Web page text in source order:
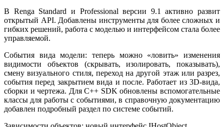
В Renga Standard и Professional версии 9.1 активно развит
открытый API. Добавлены инструменты для более сложных и
гибких решений, работа с моделью и интерфейсом стала более
управляемой.
События вида модели: теперь можно «ловить» изменения
видимости объектов (скрывать, изолировать, показывать),
смену визуального стиля, переход на другой этаж или разрез,
события перед закрытием вида и после. Работает из 3D-вида,
сборки и чертежа. Для C++ SDK обновлены вспомогательные
классы для работы с событиями, в справочную документацию
добавлен подробный раздел по системе событий.